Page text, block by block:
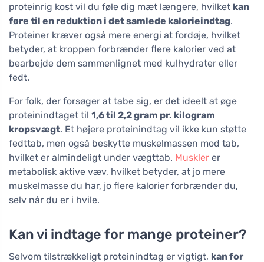
proteinrig kost vil du føle dig mæt længere, hvilket kan
føre til en reduktion i det samlede kalorieindtag.
Proteiner kræver også mere energi at fordøje, hvilket
betyder, at kroppen forbrænder flere kalorier ved at
bearbejde dem sammenlignet med kulhydrater eller
fedt.
For folk, der forsøger at tabe sig, er det ideelt at øge
proteinindtaget til 1,6 til 2,2 gram pr. kilogram
kropsvægt. Et højere proteinindtag vil ikke kun støtte
fedttab, men også beskytte muskelmassen mod tab,
hvilket er almindeligt under vægttab. Muskler er
metabolisk aktive væv, hvilket betyder, at jo mere
muskelmasse du har, jo flere kalorier forbrænder du,
selv når du er i hvile.
Kan vi indtage for mange proteiner?
Selvom tilstrækkeligt proteinindtag er vigtigt, kan for